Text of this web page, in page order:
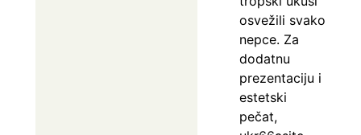
osvežili svako
nepce. Za
dodatnu
prezentaciju i
estetski
pečat,